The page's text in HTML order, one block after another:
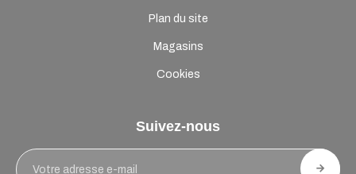
Plan du site
Magasins
Cookies
Suivez-nous